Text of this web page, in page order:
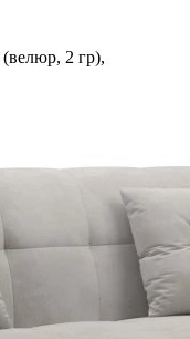
(велюр, 2 гр),